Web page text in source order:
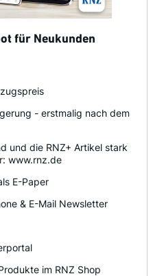
für Neukunden
- erstmalig nach dem
und die RNZ+ Artikel stark
www.rnz.de
E-Paper
& E-Mail Newsletter
im RNZ Shop